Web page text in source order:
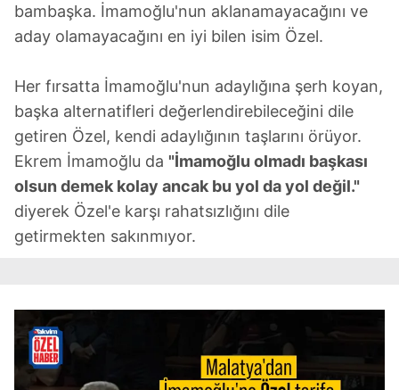
bambaşka. İmamoğlu'nun aklanamayacağını ve
aday olamayacağını en iyi bilen isim Özel.
Her fırsatta İmamoğlu'nun adaylığına şerh koyan,
başka alternatifleri değerlendirebileceğini dile
getiren Özel, kendi adaylığının taşlarını örüyor.
Ekrem İmamoğlu da "İmamoğlu olmadı başkası
olsun demek kolay ancak bu yol da yol değil."
diyerek Özel'e karşı rahatsızlığını dile
getirmekten sakınmıyor.